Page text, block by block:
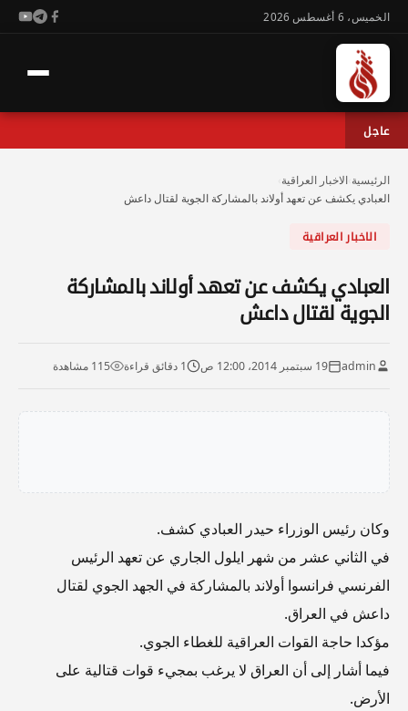
الخميس، 6 أغسطس 2026
عاجل
الرئيسية الاخبار العراقية
العبادي يكشف عن تعهد أولاند بالمشاركة الجوية لقتال داعش
الاخبار العراقية
العبادي يكشف عن تعهد أولاند بالمشاركة
الجوية لقتال داعش
admin 19 سبتمبر 2014، 12:00 ص 1 دقائق قراءة 115 مشاهدة
وكان رئيس الوزراء حيدر العبادي كشف.
في الثاني عشر من شهر ايلول الجاري عن تعهد الرئيس
الفرنسي فرانسوا أولاند بالمشاركة في الجهد الجوي لقتال
داعش في العراق.
مؤكدا حاجة القوات العراقية للغطاء الجوي.
فيما أشار إلى أن العراق لا يرغب بمجيء قوات قتالية على
الأرض.